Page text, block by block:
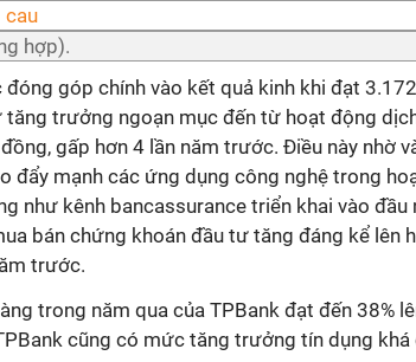
hợp).
góp chính vào kết quả kinh khi đạt
tăng trưởng ngoạn mục đến từ hoạt động
gấp hơn 4 lần năm trước. Điều này nhờ
đẩy mạnh các ứng dụng công nghệ trong
như kênh bancassurance triển khai vào đầu
bán chứng khoán đầu tư tăng đáng kể lên
trước.
trong năm qua của TPBank đạt đến 38%
cũng có mức tăng trưởng tín dụng khá